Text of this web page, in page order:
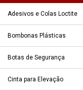
Adesivos e Colas Loctite
Bombonas Plásticas
Botas de Segurança
Cinta para Elevação